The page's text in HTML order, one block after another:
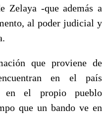
Zelaya -que además a
al poder judicial y
que proviene de
en el país
en el propio pueblo
que un bando ve en